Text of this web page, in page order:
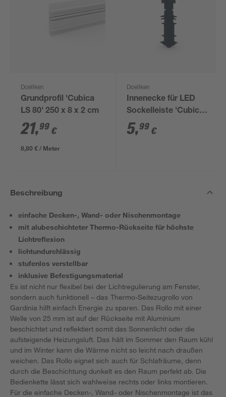
Doellken
Grundprofil 'Cubica
LS 80' 250 x 8 x 2 cm
21,99 €
8,80 € / Meter
Doellken
Innenecke für LED
Sockelleiste 'Cubica
LS 80' anthrazit
5,99 €
Beschreibung
einfache Decken-, Wand- oder Nischenmontage
mit alubeschichteter Thermo-Rückseite für höchste
Lichtreflexion
lichtundurchlässig
stufenlos verstellbar
inklusive Befestigungsmaterial
Es ist nicht nur flexibel bei der Lichtregulierung am Fenster,
sondern auch funktionell – das Thermo-Seitezugrollo von
Gardinia hilft einfach Energie zu sparen. Das Rollo mit einer
Welle von 25 mm ist auf der Rückseite mit Aluminium
beschichtet und reflektiert somit das Sonnenlicht oder die
aufsteigende Heizungsluft. Das hält im Sommer den Raum kühl
und im Winter kann die Wärme nicht so leicht nach draußen
weichen. Das Rollo eignet sich auch für Schlafräume, denn
durch die Beschichtung dunkelt es den Raum perfekt ab. Die
Bedienkette lässt sich wahlweise rechts oder links montieren.
Für die einfache Decken-, Wand- oder Nischenmontage ist das